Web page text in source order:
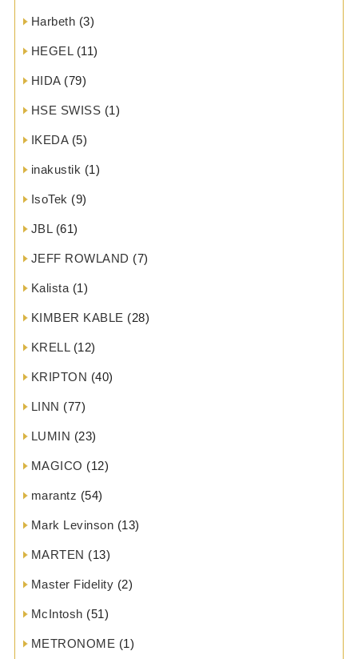
Harbeth (3)
HEGEL(11)
HIDA(79)
HSE SWISS (1)
IKEDA(5)
inakustik (1)
IsoTek (9)
JBL(61)
JEFF ROWLAND (7)
Kalista(1)
KIMBER KABLE (28)
KRELL(12)
KRIPTON (40)
LINN (77)
LUMIN (23)
MAGICO (12)
marantz (54)
Mark Levinson (13)
MARTEN (13)
Master Fidelity (2)
McIntosh (51)
METRONOME (1)